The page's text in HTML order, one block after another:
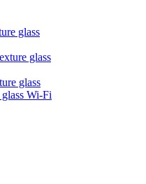
glass
glass
glass
Wi-Fi